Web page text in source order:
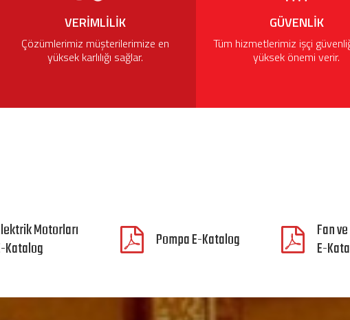
VERIMLILIK
Çözümlerimiz müşterilerimize en
yüksek karlılığı sağlar.
GÜVENLIK
Tüm hizmetlerimiz işçi
yüksek önemi verir.
Motorları
Katalog
Pompa E-Katalog
Fan
E-